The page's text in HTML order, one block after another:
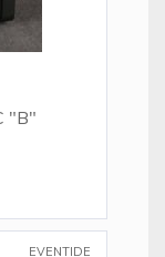
"B"
EVENTIDE